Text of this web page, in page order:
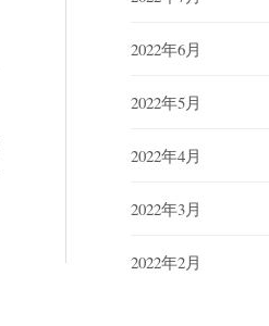
2022年6月
2022年5月
2022年4月
2022年3月
2022年2月